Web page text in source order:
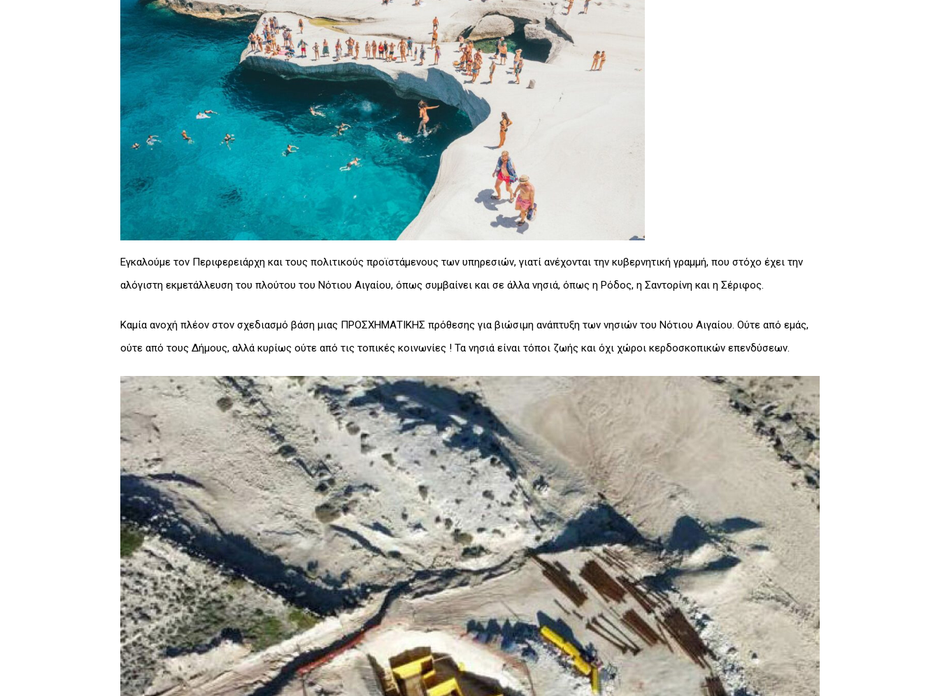
Εγκαλούμε τον Περιφερειάρχη και τους πολιτικούς προϊστάμενους των υπηρεσιών, γιατί ανέχονται την κυβερνητική γραμμή, που στόχο έχει την
αλόγιστη εκμετάλλευση του πλούτου του Νότιου Αιγαίου, όπως συμβαίνει και σε άλλα νησιά, όπως η Ρόδος, η Σαντορίνη και η Σέριφος.
Καμία ανοχή πλέον στον σχεδιασμό βάση μιας ΠΡΟΣΧΗΜΑΤΙΚΗΣ πρόθεσης για βιώσιμη ανάπτυξη των νησιών του Νότιου Αιγαίου. Ούτε από εμάς,
ούτε από τους Δήμους, αλλά κυρίως ούτε από τις τοπικές κοινωνίες ! Τα νησιά είναι τόποι ζωής και όχι χώροι κερδοσκοπικών επενδύσεων.